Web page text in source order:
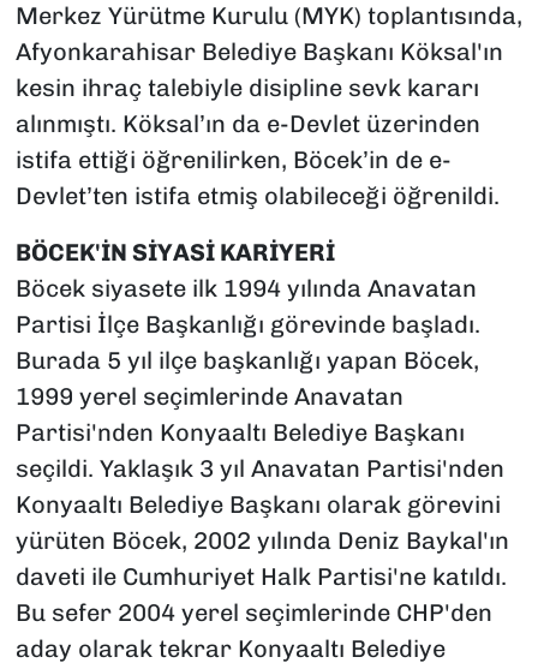
Merkez Yürütme Kurulu (MYK) toplantısında,
Afyonkarahisar Belediye Başkanı Köksal'ın
kesin ihraç talebiyle disipline sevk kararı
alınmıştı. Köksal’ın da e-Devlet üzerinden
istifa ettiği öğrenilirken, Böcek’in de e-
Devlet’ten istifa etmiş olabileceği öğrenildi.
BÖCEK'İN SİYASİ KARİYERİ
Böcek siyasete ilk 1994 yılında Anavatan
Partisi İlçe Başkanlığı görevinde başladı.
Burada 5 yıl ilçe başkanlığı yapan Böcek,
1999 yerel seçimlerinde Anavatan
Partisi'nden Konyaaltı Belediye Başkanı
seçildi. Yaklaşık 3 yıl Anavatan Partisi'nden
Konyaaltı Belediye Başkanı olarak görevini
yürüten Böcek, 2002 yılında Deniz Baykal'ın
daveti ile Cumhuriyet Halk Partisi'ne katıldı.
Bu sefer 2004 yerel seçimlerinde CHP'den
aday olarak tekrar Konyaaltı Belediye